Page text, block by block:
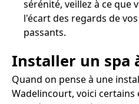
sérénité, veillez à ce que
l'écart des regards de
passants.
Installer un spa
Quand on pense à une
Wadelincourt, voici certains